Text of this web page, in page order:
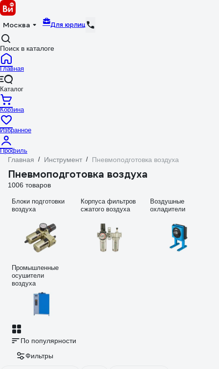
Москва Для юрлиц
Поиск в каталоге
Главная
Каталог
Корзина
Избранное
Профиль
Главная / Инструмент / Пневмоподготовка воздуха
Пневмоподготовка воздуха
1006 товаров
Блоки подготовки
воздуха
Корпуса фильтров
сжатого воздуха
Воздушные
охладители
Промышленные
осушители
воздуха
По популярности
Фильтры